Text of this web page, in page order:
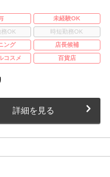
未経験OK
務OK
時短勤務OK
ング
店長候補
コスメ 百貨店
詳細を見る